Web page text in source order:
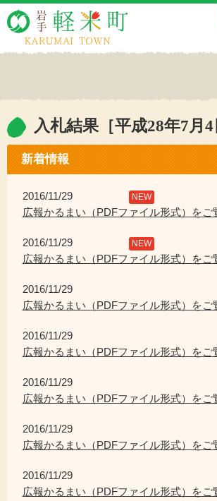
入札結果［平成28年7月4
新着情報
2016/11/29 NEW
広報かるまい（PDFファイル形式）をご
2016/11/29 NEW
広報かるまい（PDFファイル形式）をご
2016/11/29
広報かるまい（PDFファイル形式）をご
2016/11/29
広報かるまい（PDFファイル形式）をご
2016/11/29
広報かるまい（PDFファイル形式）をご
2016/11/29
広報かるまい（PDFファイル形式）をご
2016/11/29
広報かるまい（PDFファイル形式）をご